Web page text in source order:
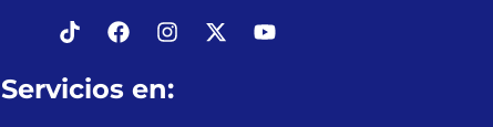
Servicios en: